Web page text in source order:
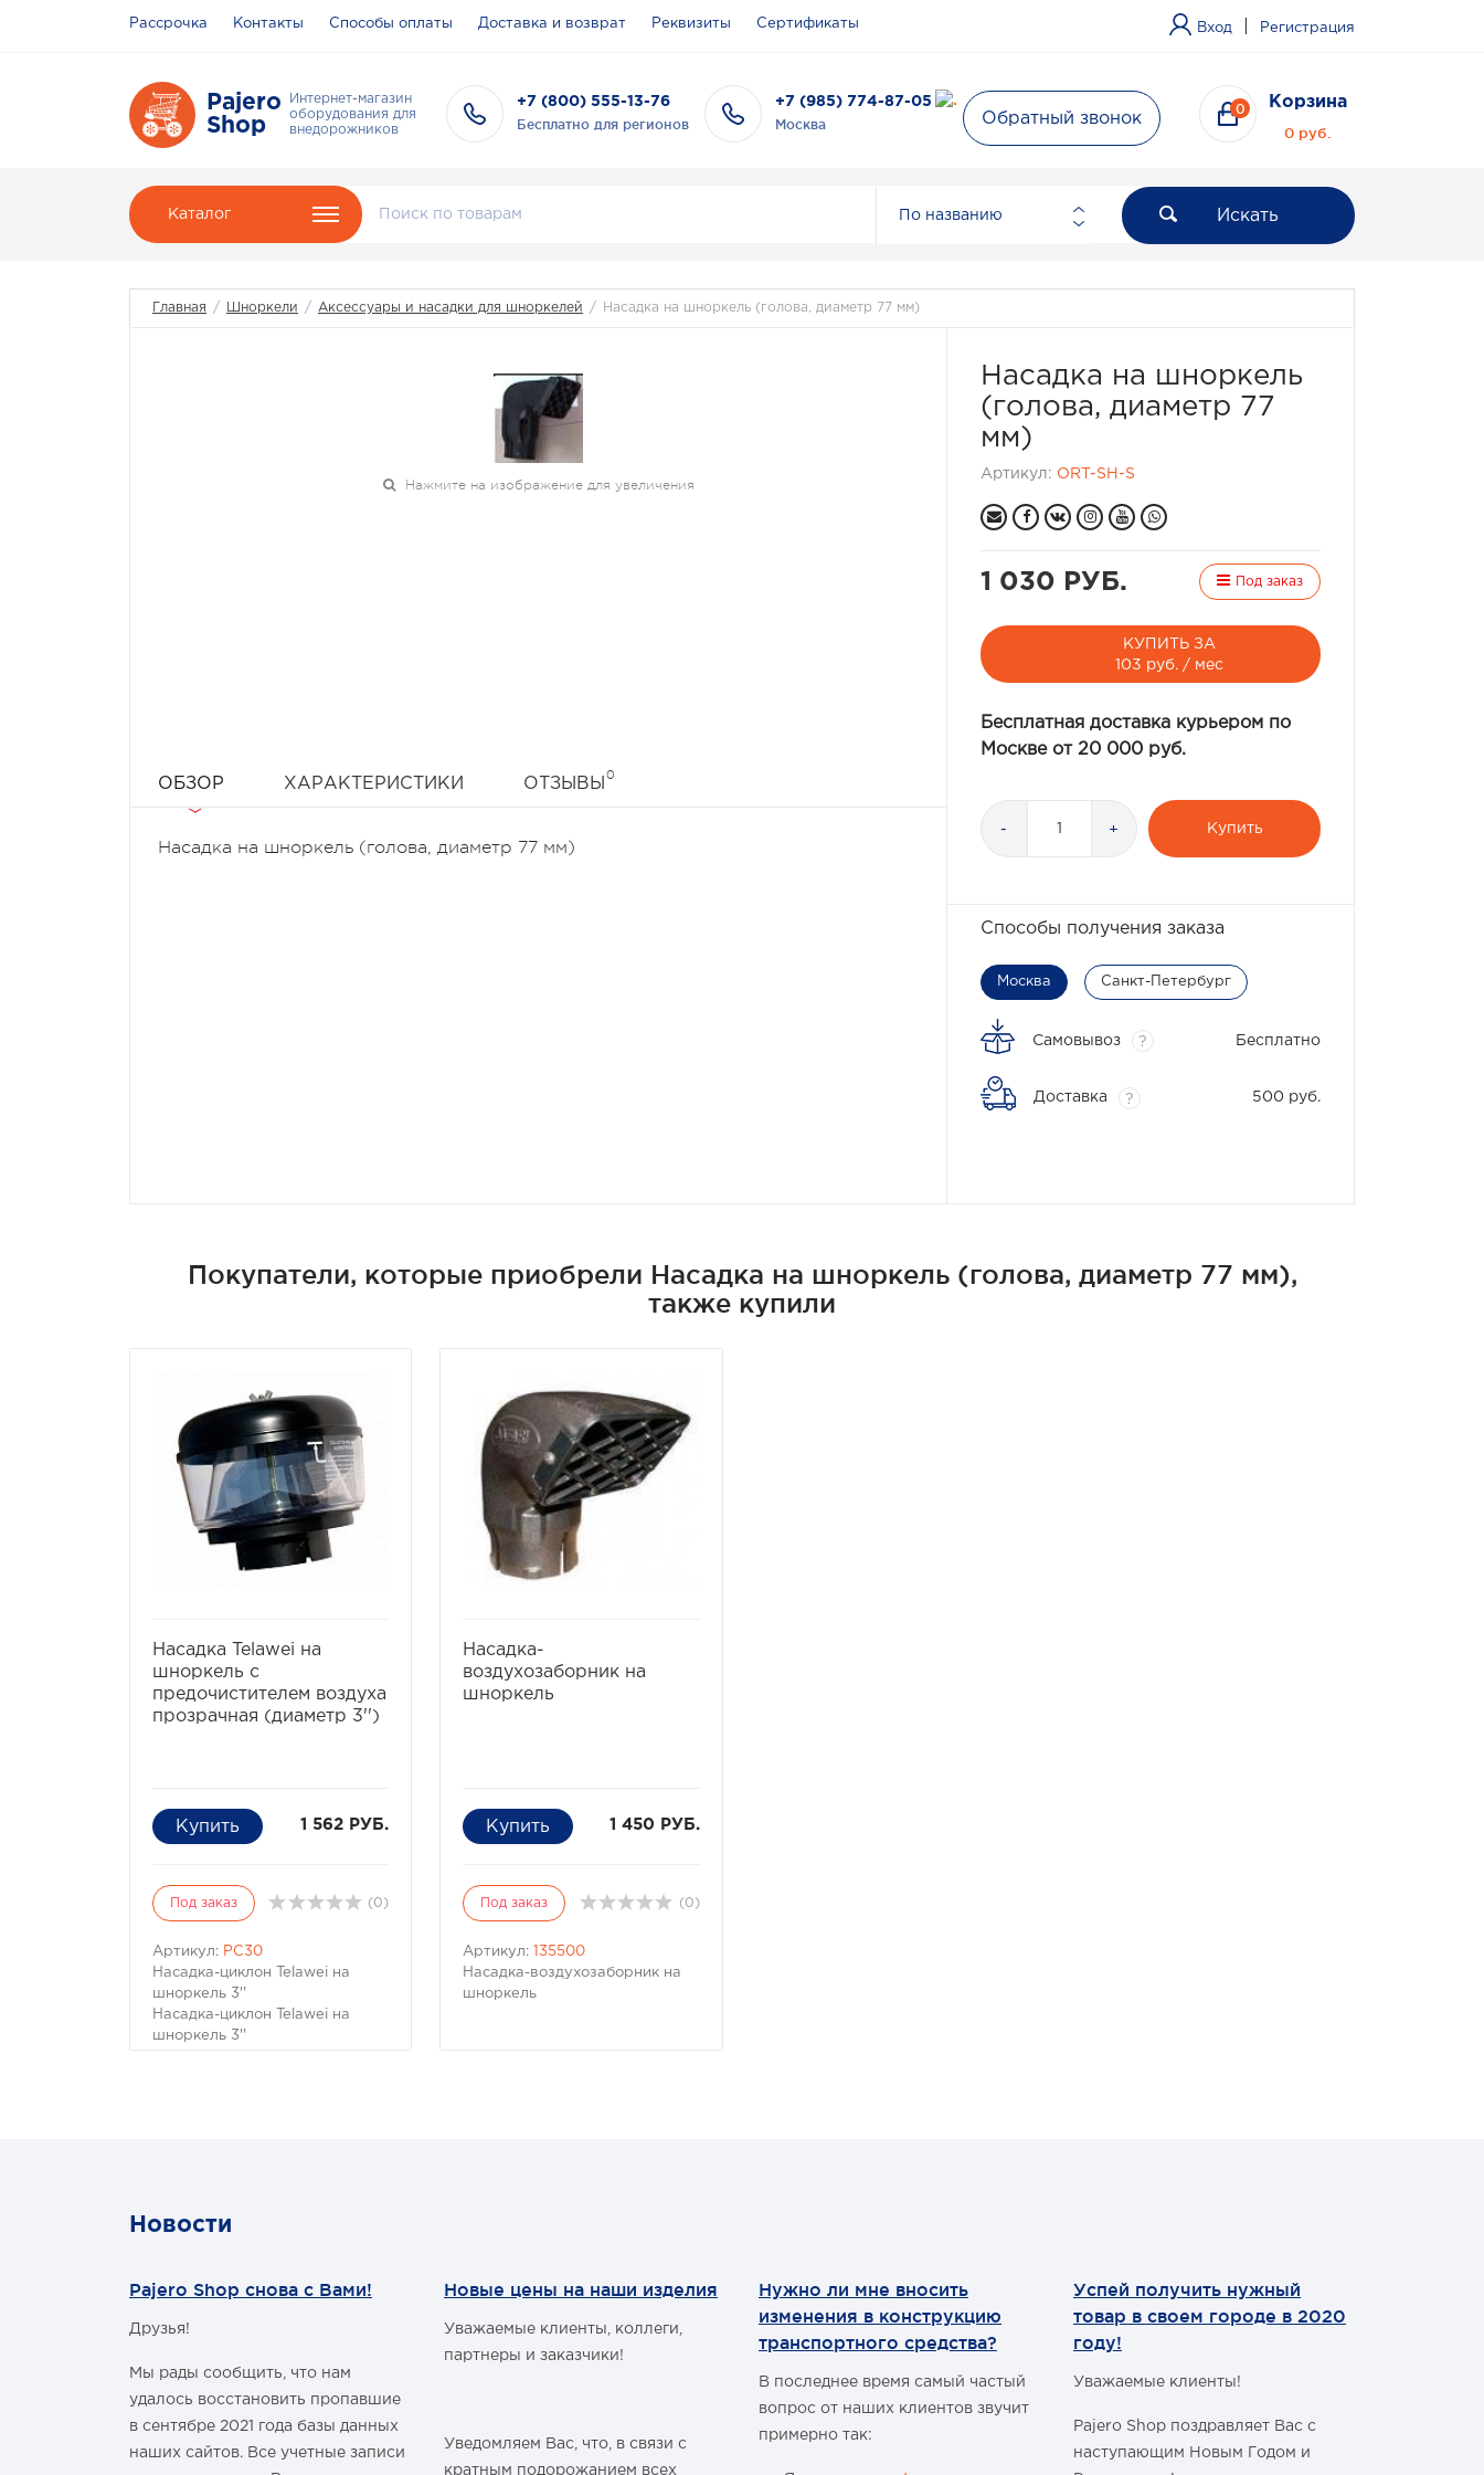
Рассрочка Контакты Способы оплаты Доставка и возврат Реквизиты Сертификаты Вход Регистрация
Pajero
Shop
Интернет-магазин
оборудования для
внедорожников
+7 (800) 555-13-76
Бесплатно для регионов
+7 (985) 774-87-05
Москва Обратный звонок
0 Корзина
0 руб.
Каталог По названию Искать
Главная / Шноркели / Аксессуары и насадки для шноркелей / Насадка на шноркель (голова, диаметр 77 мм)
Нажмите на изображение для увеличения
ОБЗОР ХАРАКТЕРИСТИКИ ОТЗЫВЫ
0
Насадка на шноркель (голова, диаметр 77 мм)
Насадка на шноркель
(голова, диаметр 77
мм)
Артикул: ORT-SH-S
1 030 РУБ. Под заказ
КУПИТЬ ЗА
103 руб. / мес
Бесплатная доставка курьером по
Москве от 20 000 руб.
- + Купить
Способы получения заказа
Москва Санкт-Петербург
Самовывоз ? Бесплатно
Доставка ? 500 руб.
Покупатели, которые приобрели Насадка на шноркель (голова, диаметр 77 мм),
также купили
Насадка Telawei на
шноркель с
предочистителем воздуха
прозрачная (диаметр 3'')
1 562 РУБ.
Под заказ (0)
Артикул: PC30
Насадка-циклон Telawei на
шноркель 3''
Насадка-циклон Telawei на
шноркель 3''
воздухозаборника на и с
Насадка-
воздухозаборник на
шноркель
1 450 РУБ.
Под заказ (0)
Артикул:
135500
Насадка-воздухозаборник на
шноркель
Новости
Pajero Shop снова с Вами!
Друзья!
Мы рады сообщить, что нам
удалось восстановить пропавшие
в сентябре 2021 года базы данных
наших сайтов. Все учетные записи
Новые цены на наши изделия
Уважаемые клиенты, коллеги,
партнеры и заказчики!
Уведомляем Вас, что, в связи с
кратным подорожанием всех
Нужно ли мне вносить
изменения в конструкцию
транспортного средства?
В последнее время самый частый
вопрос от наших клиентов звучит
примерно так:
Успей получить нужный
товар в своем городе в 2020
году!
Уважаемые клиенты!
Pajero Shop поздравляет Вас с
наступающим Новым Годом и